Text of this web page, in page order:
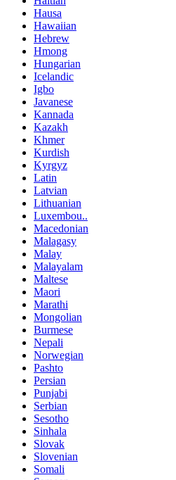
Hausa
Hawaiian
Hebrew
Hmong
Hungarian
Icelandic
Igbo
Javanese
Kannada
Kazakh
Khmer
Kurdish
Kyrgyz
Latin
Latvian
Lithuanian
Luxembou..
Macedonian
Malagasy
Malay
Malayalam
Maltese
Maori
Marathi
Mongolian
Burmese
Nepali
Norwegian
Pashto
Persian
Punjabi
Serbian
Sesotho
Sinhala
Slovak
Slovenian
Somali